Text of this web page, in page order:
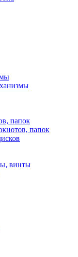
папок
папок
винты